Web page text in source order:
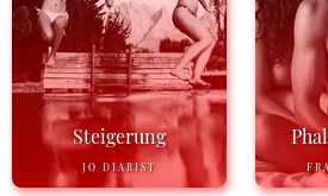
Steigerung
JO DIARIST